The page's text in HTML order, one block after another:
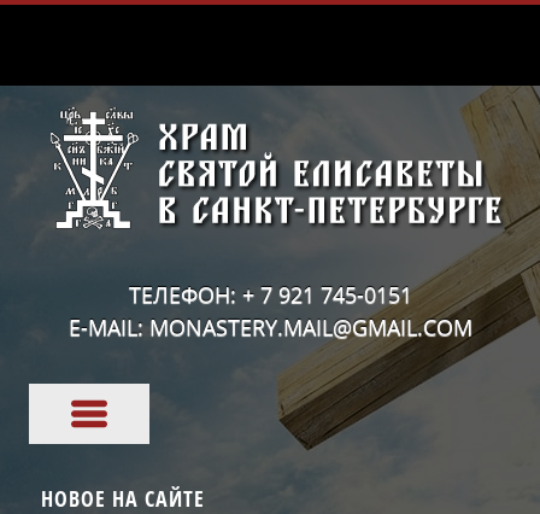
ТЕЛЕФОН: + 7 921 745-0151
E-MAIL: MONASTERY.MAIL@GMAIL.COM
НОВОЕ НА САЙТЕ